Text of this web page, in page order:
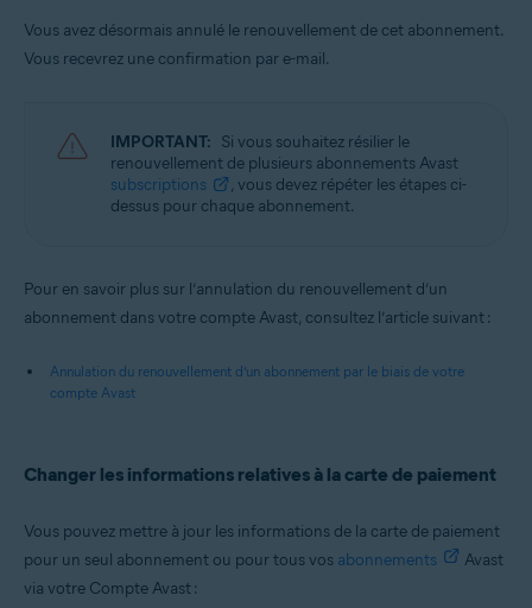
Vous avez désormais annulé le renouvellement de cet abonnement.
Vous recevrez une confirmation par e-mail.
IMPORTANT: Si vous souhaitez résilier le
renouvellement de plusieurs abonnements Avast
subscriptions
, vous devez répéter les étapes ci-
dessus pour chaque abonnement.
Pour en savoir plus sur l’annulation du renouvellement d’un
abonnement dans votre compte Avast, consultez l’article suivant :
Annulation du renouvellement d’un abonnement par le biais de votre
compte Avast
Changer les informations relatives à la carte de paiement
Vous pouvez mettre à jour les informations de la carte de paiement
pour un seul abonnement ou pour tous vos abonnements
Avast
via votre Compte Avast :